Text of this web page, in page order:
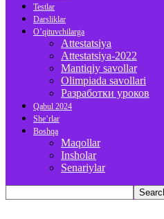
Testlar
Darsliklar
O’qituvchilarga
Attestatsiya
Attestatsiya-2022
Mantiqiy savollar
Olimpiada savollari
Разработки уроков
Qabul 2024
She’rlar
Boshqa
Maqollar
Insholar
Senariylar